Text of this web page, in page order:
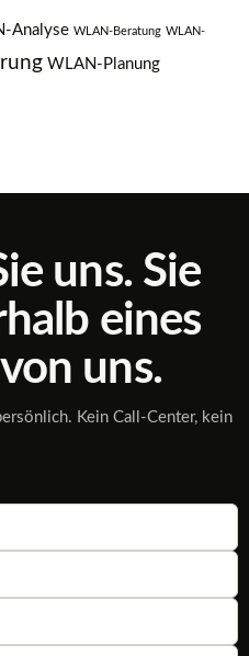
Analyse WLAN-Beratung WLAN-
WLAN-Planung
uns. Sie
eines
uns.
Kein Call-Center, kein